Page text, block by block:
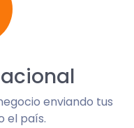
enviando tus
el país.